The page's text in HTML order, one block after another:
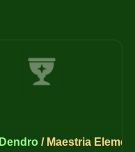
Dendro / Maestria